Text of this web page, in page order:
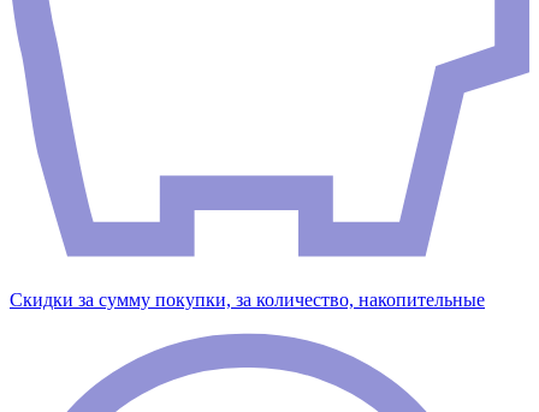
Скидки за сумму покупки, за количество, накопительные